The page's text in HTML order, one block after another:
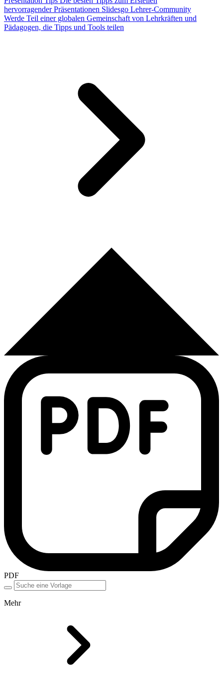
hervorragender Präsentationen Slidesgo Lehrer-Community
Werde Teil einer globalen Gemeinschaft von Lehrkräften und
Pädagogen, die Tipps und Tools teilen
PDF
Mehr